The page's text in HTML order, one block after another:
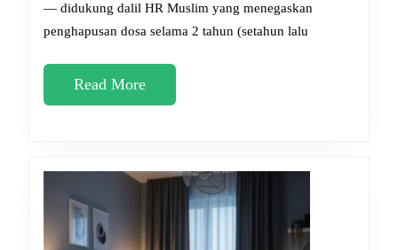
dan
— didukung dalil HR Muslim yang menegaskan
penghapusan dosa selama 2 tahun (setahun lalu
Read MoreRead
More